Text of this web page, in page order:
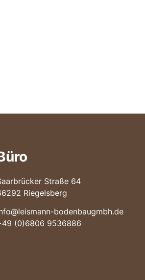
Straße 64
Riegelsberg
bodenbaugmbh.de
(0)6806 9536886